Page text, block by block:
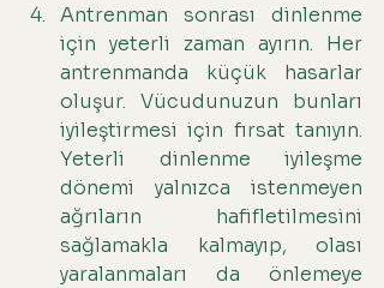
Antrenman sonrası dinlenme
için yeterli zaman ayırın. Her
antrenmanda küçük hasarlar
oluşur. Vücudunuzun bunları
iyileştirmesi için fırsat tanıyın.
Yeterli dinlenme iyileşme
dönemi yalnızca istenmeyen
ağrıların hafifletilmesini
sağlamakla kalmayıp, olası
yaralanmaları da önlemeye